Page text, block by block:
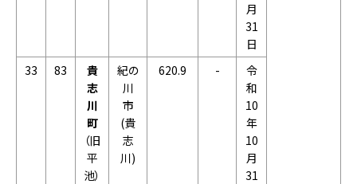
月
31
日
33
83
貴
志
川
町
（旧
平
池）
紀の
川
市
(貴
志
川)
620.9 -
令
和
10
年
10
月
31